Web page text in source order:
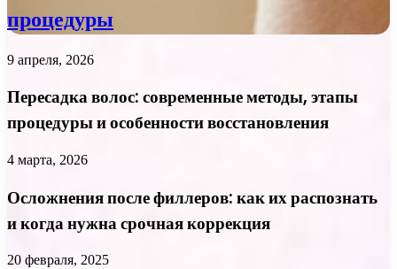
процедуры
9 апреля, 2026
Пересадка волос: современные методы, этапы
процедуры и особенности восстановления
4 марта, 2026
Осложнения после филлеров: как их распознать
и когда нужна срочная коррекция
20 февраля, 2025